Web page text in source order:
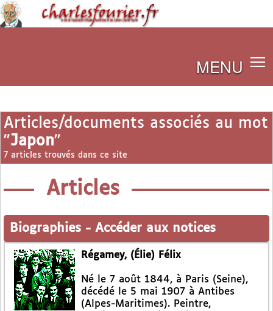
MENU
Articles/documents associés au mot
"Japon"
7 articles trouvés dans ce site
Articles
Biographies - Accéder aux notices
Régamey, (Élie) Félix
Né le 7 août 1844, à Paris (Seine),
décédé le 5 mai 1907 à Antibes
(Alpes-Maritimes). Peintre,